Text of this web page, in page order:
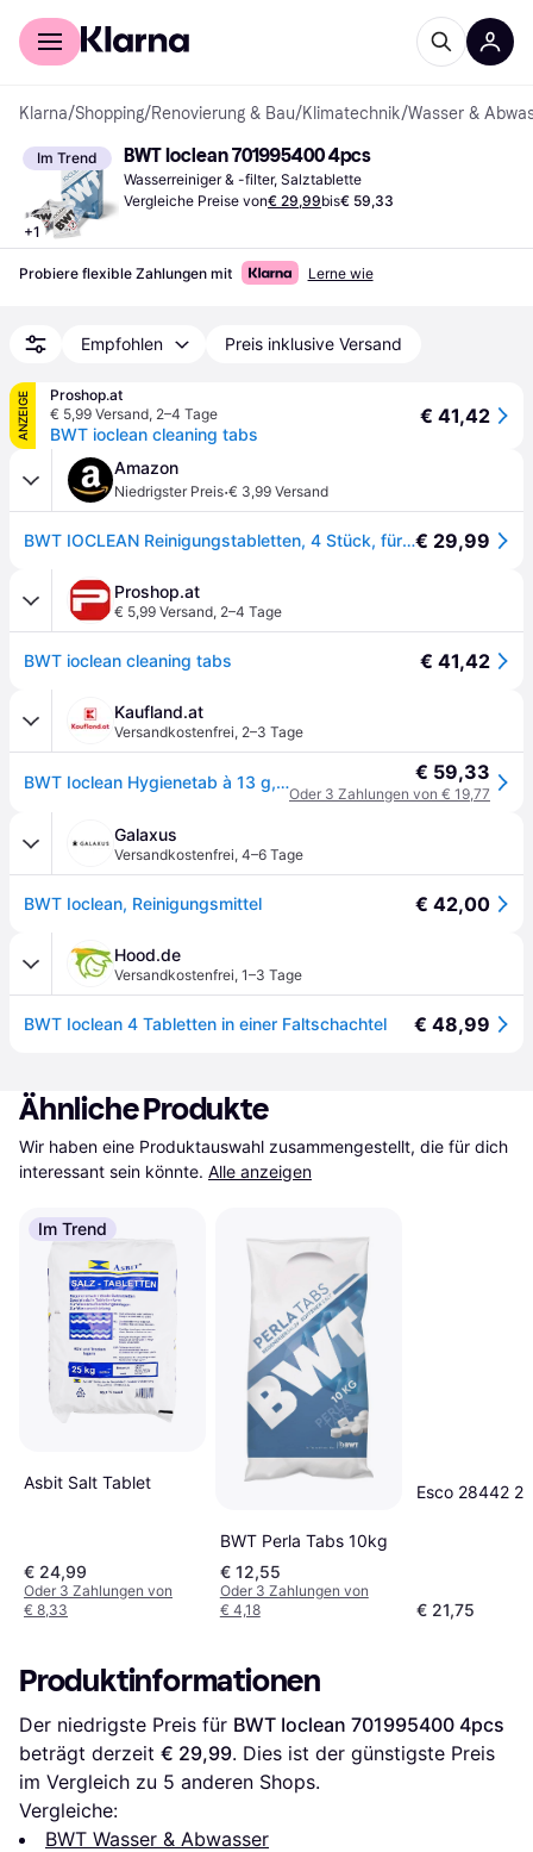
Für Shopper
Klarna/Shopping/Renovierung & Bau/Klimatechnik/Wasser &
Im Trend
+1
BWT Ioclean 701995400 4pcs
Wasserreiniger & -filter, Salztablette
Vergleiche Preise von€ 29,99bis€ 59,33
Probiere flexible Zahlungen mit Lerne wie
Empfohlen Preis inklusive Versand
ANZEIGE
Proshop.at
€ 5,99 Versand, 2–4 Tage
BWT ioclean cleaning tabs
€ 41,42
Amazon
Niedrigster Preis·€ 3,99 Versand
BWT IOCLEAN Reinigungstabletten, 4 Stück, für Perla Wasserenthärter€ 29,99
Proshop.at
€ 5,99 Versand, 2–4 Tage
BWT ioclean cleaning tabs € 41,42
Kaufland.at
Versandkostenfrei, 2–3 Tage
BWT Ioclean Hygienetab à 13 g, für BWT Perla, Packung mit 4 Stk. € 59,33
Oder 3 Zahlungen von € 19,77
Galaxus
Versandkostenfrei, 4–6 Tage
BWT Ioclean, Reinigungsmittel € 42,00
Hood.de
Versandkostenfrei, 1–3 Tage
BWT Ioclean 4 Tabletten in einer Faltschachtel € 48,99
Ähnliche Produkte
Wir haben eine Produktauswahl zusammengestellt, die für dich
interessant sein könnte. Alle anzeigen
Im Trend
Asbit Salt Tablet
€ 24,99
Oder 3 Zahlungen von
€ 8,33
BWT Perla Tabs 10kg
€ 12,55
Oder 3 Zahlungen von
€ 4,18
Esco 28442
€ 21,75
Produktinformationen
Der niedrigste Preis für BWT Ioclean 701995400 4pcs
beträgt derzeit € 29,99. Dies ist der günstigste Preis
im Vergleich zu 5 anderen Shops.
Vergleiche:
BWT Wasser & Abwasser